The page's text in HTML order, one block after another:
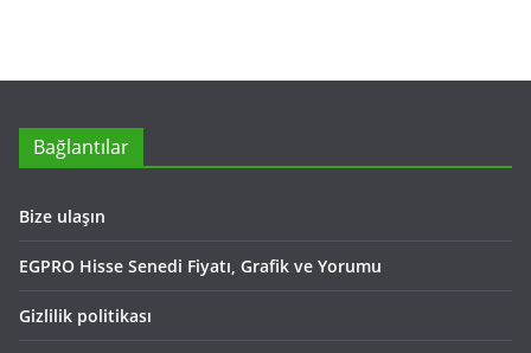
Bağlantılar
Bize ulaşın
EGPRO Hisse Senedi Fiyatı, Grafik ve Yorumu
Gizlilik politikası